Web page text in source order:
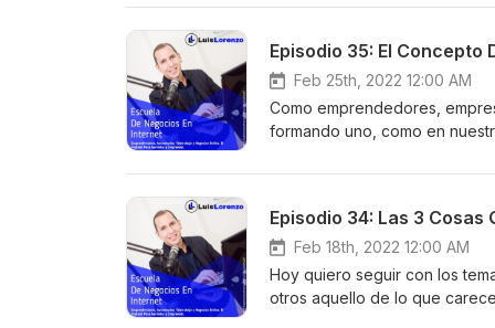
puede conseguir a alguien
que esté dispuesta a pagar
situaciones incómodas?
correcta de valorar nuestro
dominar el tema. Sin mayor
Accede a La Metodología
negocios-y-la-generacion-
Digital? Programa Tu Cita:
Las Herramientas Que Te
https://
Apoyemos Juntos El
Episodio 35: El Concepto
Feb 25th, 2022 12:00 AM
Como emprendedores,
formando uno, como en
escalera de valor, al igual
la forma adecuada a
necesidades que tienen por
invasivo. De hecho, con esto
ética, convirtiéndolos incluso
Episodio 34: Las 3
Feb 18th, 2022 12:00 AM
Hoy quiero seguir con los
otros aquello de lo que